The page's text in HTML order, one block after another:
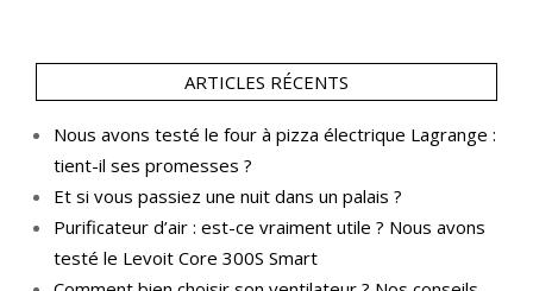
ARTICLES RÉCENTS
Nous avons testé le four à pizza électrique Lagrange :
tient-il ses promesses ?
Et si vous passiez une nuit dans un palais ?
Purificateur d’air : est-ce vraiment utile ? Nous avons
testé le Levoit Core 300S Smart